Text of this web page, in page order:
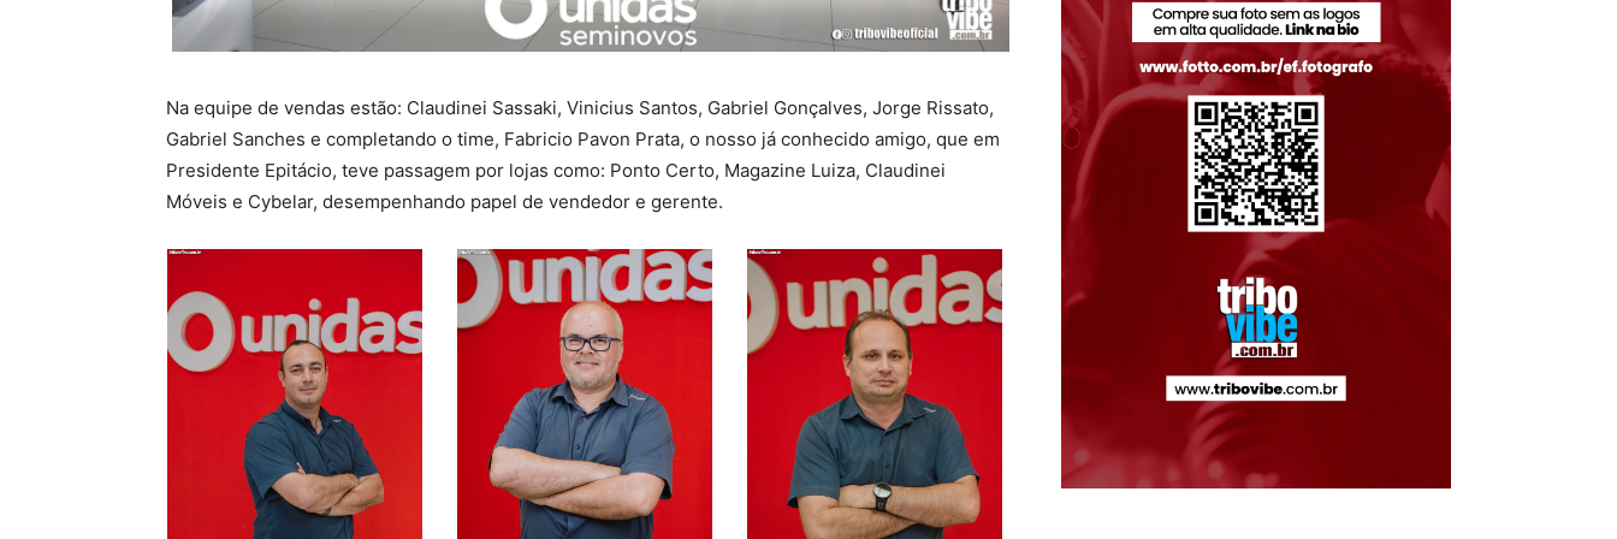
Na equipe de vendas estão: Claudinei Sassaki, Vinicius Santos, Gabriel Gonçalves, Jorge Rissato,
Gabriel Sanches e completando o time, Fabricio Pavon Prata, o nosso já conhecido amigo, que em
Presidente Epitácio, teve passagem por lojas como: Ponto Certo, Magazine Luiza, Claudinei
Móveis e Cybelar, desempenhando papel de vendedor e gerente.